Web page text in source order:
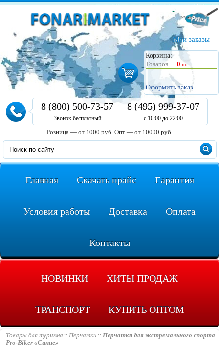
Мои заказы
Корзина:
Товаров
0 шт.
Оформить заказ
8 (800) 500-73-57
Звонок бесплатный
8 (495) 999-37-07
с 10:00 до 22:00
Розница — от 1000 руб. Опт — от 10000 руб.
Главная Скачать прайс Гарантия
Условия работы Доставка Оплата
Контакты
НОВИНКИ ХИТЫ ПРОДАЖ
ТРАНСПОРТ КУПИТЬ ОПТОМ
Товары для туризма Перчатки
Перчатки для экстремального спорта
Pro-Biker «Синие»